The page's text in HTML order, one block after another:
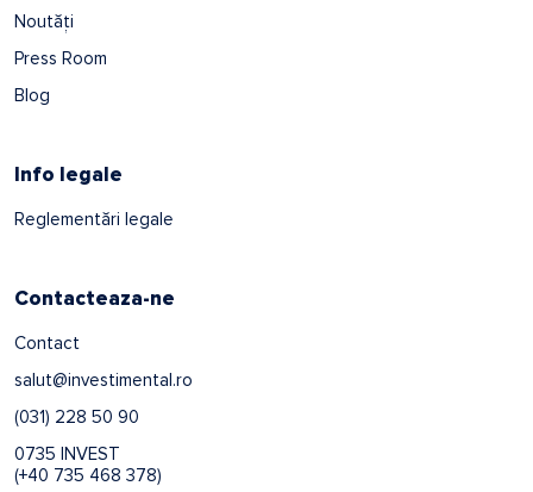
Noutăți
Press Room
Blog
Info legale
Reglementări legale
Contacteaza-ne
Contact
salut@investimental.ro
(031) 228 50 90
0735 INVEST
(+40 735 468 378)